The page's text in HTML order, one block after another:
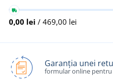
0,00 lei / 469,00 lei
Garanția unei
formular online